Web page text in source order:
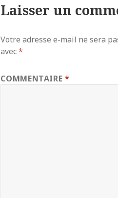
Laisser un
Votre adresse e-mail ne sera
avec*
COMMENTAIRE*